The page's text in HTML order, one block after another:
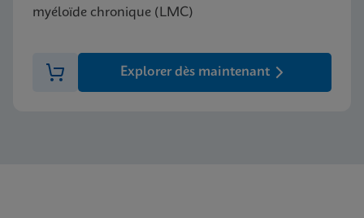
myéloïde chronique (LMC)
Explorer dès maintenant